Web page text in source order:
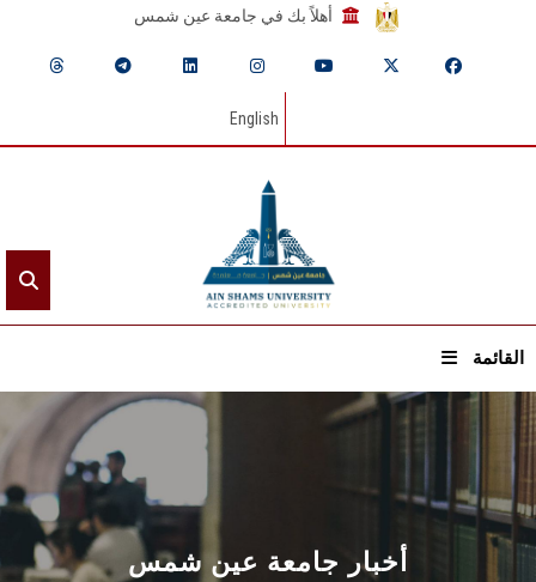
أهلاً بك في جامعة عين شمس
English
القائمة
الرئيسيـة
عن الجامعة
القطاعـات أخبار جامعة عين شمس